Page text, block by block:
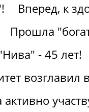
Вперед, к
Прошла
- 45 лет!
возглавил
активно